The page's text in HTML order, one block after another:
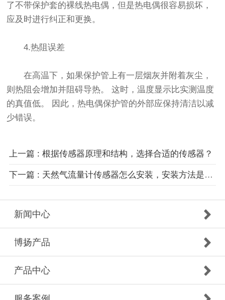
了不带保护套的裸线热电偶，但是热电偶很容易损坏，
应及时进行纠正和更换。
4.热阻误差
在高温下，如果保护管上有一层烟灰并附着灰尘，
则热阻会增加并阻碍导热。 这时，温度显示比实测温度
的真值低。 因此，热电偶保护管的外部应保持清洁以减
少错误。
上一篇 : 根据传感器原理和结构，选择合适的传感器？
下一篇 : 天然气流量计传感器怎么安装，安装方法是什么？
新闻中心
博扬产品
产品中心